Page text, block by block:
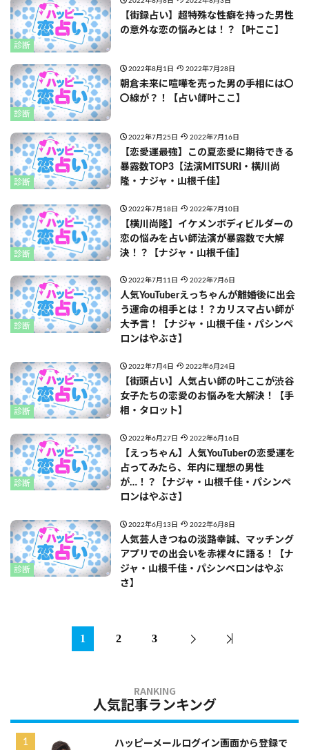
診断
【街録占い】超特殊な性癖を持った男性
の意外な恋の悩みとは！？【叶ここ】
診断
2022年8月1日 2022年7月28日
朝倉未来に喧嘩を売った男の手相には〇
〇線が？！【占い師叶ここ】
診断
2022年7月25日 2022年7月16日
【恋愛運最強】この夏恋愛に期待できる
暴露数TOP3【法演MITSURI・横川尚
隆・ナジャ・山根千佳】
診断
2022年7月18日 2022年7月10日
【横川尚隆】イケメンボディビルダーの
恋の悩みを占い師法演が暴露数で大解
決！？【ナジャ・山根千佳】
診断
2022年7月11日 2022年7月6日
人気YouTuberえっちゃんが離婚後に出会
う運命の相手とは！？カリスマ占い師が
大予言！【ナジャ・山根千佳・パシンペ
ロンはやぶさ】
診断
2022年7月4日 2022年6月24日
【街頭占い】人気占い師の叶ここが渋谷
女子たちの恋愛のお悩みを大解決！【手
相・タロット】
診断
2022年6月27日 2022年6月16日
【えっちゃん】人気YouTuberの恋愛運を
占ってみたら、年内に理想の男性
が…！？【ナジャ・山根千佳・パシンペ
ロンはやぶさ】
診断
2022年6月13日 2022年6月8日
人気芸人きつねの淡路幸誠、マッチング
アプリでの出会いを赤裸々に語る！【ナ
ジャ・山根千佳・パシンペロンはやぶ
さ】
1 2 3
人気記事ランキング
ハッピーメールログイン画面から登録で